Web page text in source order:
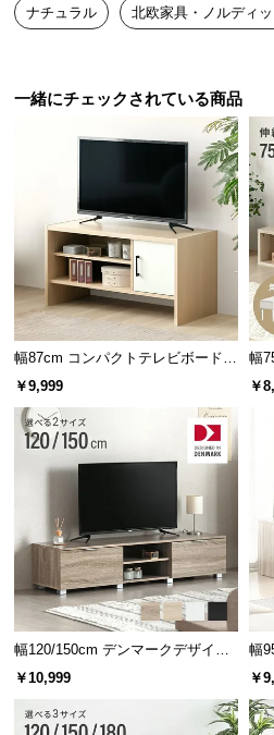
い
大
つ
い
て
中
型
商
品
送
に
つ
い
て
型
横幅 奥行き
約108㎝ 約30㎝
ナチュラル 北欧家具・ノルディッ
一緒にチェックされている商品
幅87cm コンパクトテレビボード 3
2V型対応 扉収納 オープン収納
￥9,999
幅
度
￥
幅120/150cm デンマークデザイン
ロースタイル収納付きテレビボー
￥10,999
幅
レ
調
￥